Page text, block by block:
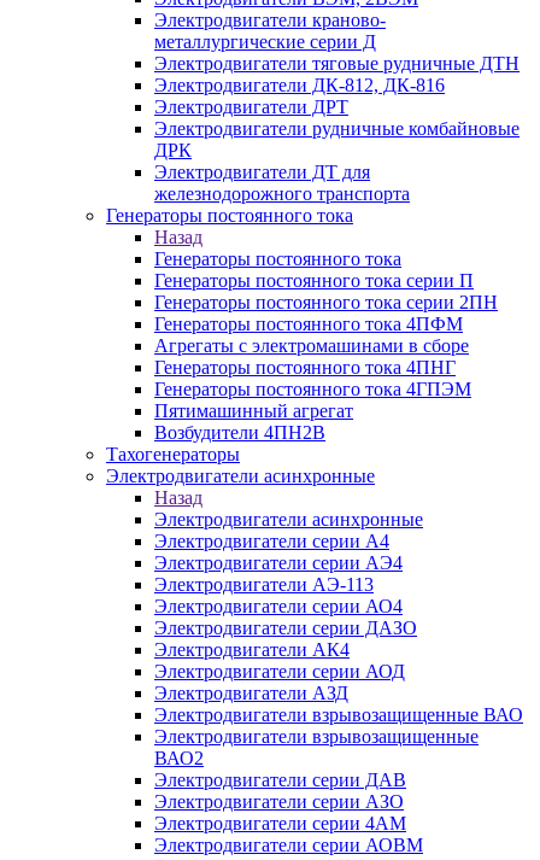
Электродвигатели краново-
металлургические серии Д
Электродвигатели тяговые рудничные ДТН
Электродвигатели ДК-812, ДК-816
Электродвигатели ДРТ
Электродвигатели рудничные комбайновые
ДРК
Электродвигатели ДТ для
железнодорожного транспорта
Генераторы постоянного тока
Назад
Генераторы постоянного тока
Генераторы постоянного тока серии П
Генераторы постоянного тока серии 2ПН
Генераторы постоянного тока 4ПФМ
Агрегаты с электромашинами в сборе
Генераторы постоянного тока 4ПНГ
Генераторы постоянного тока 4ГПЭМ
Пятимашинный агрегат
Возбудители 4ПН2В
Тахогенераторы
Электродвигатели асинхронные
Назад
Электродвигатели асинхронные
Электродвигатели серии А4
Электродвигатели серии АЭ4
Электродвигатели АЭ-113
Электродвигатели серии АО4
Электродвигатели серии ДАЗО
Электродвигатели АК4
Электродвигатели серии АОД
Электродвигатели АЗД
Электродвигатели взрывозащищенные ВАО
Электродвигатели взрывозащищенные
ВАО2
Электродвигатели серии ДАВ
Электродвигатели серии АЗО
Электродвигатели серии 4АМ
Электродвигатели серии АОВМ